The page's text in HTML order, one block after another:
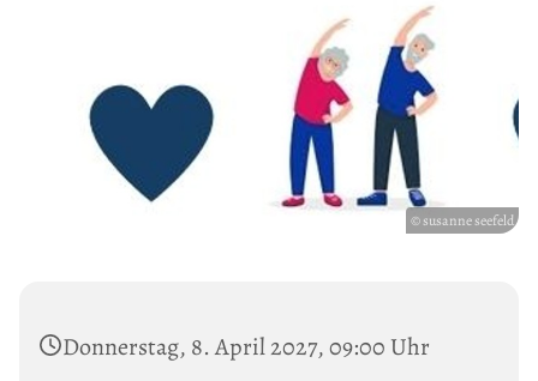
© susanne seefeld
Donnerstag, 8. April 2027, 09:00 Uhr